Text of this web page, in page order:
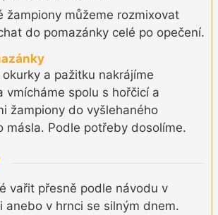
žampiony můžeme rozmixovat
do pomazánky celé po opečení.
a pažitku nakrájíme
vmícháme spolu s hořčicí a
žampiony do vyšlehaného
másla. Podle potřeby dosolíme.
vařit přesně podle návodu v
anebo v hrnci se silným dnem.